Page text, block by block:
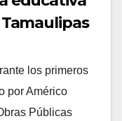
los primeros
por Américo
Públicas